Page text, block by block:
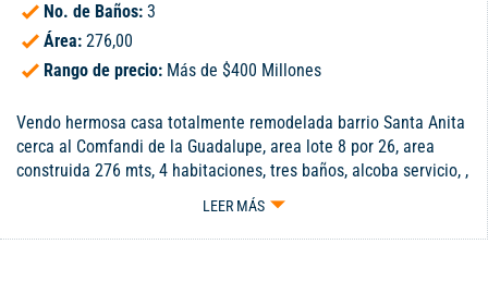
No. de Baños: 3
Área: 276,00
Rango de precio: Más de $400 Millones
Vendo hermosa casa totalmente remodelada barrio Santa Anita
cerca al Comfandi de la Guadalupe, area lote 8 por 26, area
construida 276 mts, 4 habitaciones, tres baños, alcoba servicio, ,
estadero tipo terraza , garaje para dos vehículos y rejas de
negociables Cel. 3184559415-3113270915 marloliv
LEER MÁS